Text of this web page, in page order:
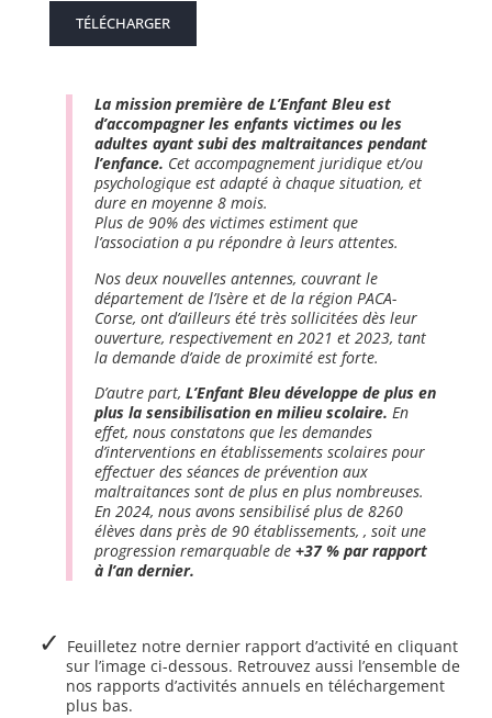
TÉLÉCHARGER
La mission première de L’Enfant Bleu est
d’accompagner les enfants victimes ou les
adultes ayant subi des maltraitances pendant
l’enfance. Cet accompagnement juridique et/ou
psychologique est adapté à chaque situation, et
dure en moyenne 8 mois.
Plus de 90% des victimes estiment que
l’association a pu répondre à leurs attentes.
Nos deux nouvelles antennes, couvrant le
département de l’Isère et de la région PACA-
Corse, ont d’ailleurs été très sollicitées dès leur
ouverture, respectivement en 2021 et 2023, tant
la demande d’aide de proximité est forte.
D’autre part, L’Enfant Bleu développe de plus en
plus la sensibilisation en milieu scolaire. En
effet, nous constatons que les demandes
d’interventions en établissements scolaires pour
effectuer des séances de prévention aux
maltraitances sont de plus en plus nombreuses.
En 2024, nous avons sensibilisé plus de 8260
élèves dans près de 90 établissements, , soit une
progression remarquable de +37 % par rapport
à l’an dernier.
Feuilletez notre dernier rapport d’activité en cliquant
sur l’image ci-dessous. Retrouvez aussi l’ensemble de
nos rapports d’activités annuels en téléchargement
plus bas.